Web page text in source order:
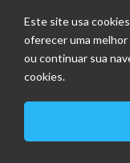
Este site usa
oferecer uma
ou continuar sua
cookies.